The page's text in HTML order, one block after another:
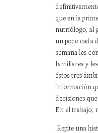
que en la
nutriólogo, al
un poco cada
semana les
familiares y
éstos tres
información
decisiones
En el trabajo,
¡Repite una